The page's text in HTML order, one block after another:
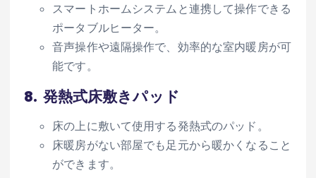
スマートホームシステムと連携して操作できる
ポータブルヒーター。
音声操作や遠隔操作で、効率的な室内暖房が可
能です。
8. 発熱式床敷きパッド
床の上に敷いて使用する発熱式のパッド。
床暖房がない部屋でも足元から暖かくなること
ができます。